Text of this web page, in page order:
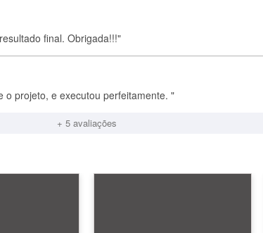
final. Obrigada!!!"
o projeto, e executou perfeitamente. "
+ 5 avaliações